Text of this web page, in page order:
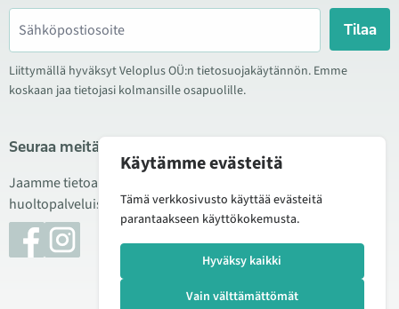
Tilaa
Liittymällä hyväksyt Veloplus OÜ:n tietosuojakäytännön. Emme
koskaan jaa tietojasi kolmansille osapuolille.
Seuraa meitä sosiaalisessa mediassa
Jaamme tietoa hyvistä tarjouksista, uusista tuotteista ja
huoltopalveluista. Joskus julkaisemme myös tuote-esittelyjä.
Käytämme evästeitä
Tämä verkkosivusto käyttää evästeitä
parantaakseen käyttökokemusta.
Hyväksy kaikki
Vain välttämättömät